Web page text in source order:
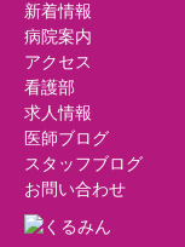
新着情報
病院案内
アクセス
看護部
求人情報
医師ブログ
スタッフブログ
お問い合わせ